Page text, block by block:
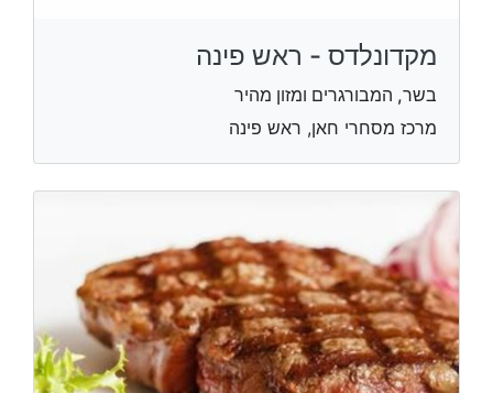
מקדונלדס - ראש פינה
בשר, המבורגרים ומזון מהיר
מרכז מסחרי חאן, ראש פינה